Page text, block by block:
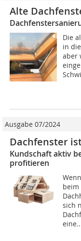
Alte
Die
in
aber
Ausgabe 07/2024
Dachfenster
Kundschaft aktiv
profitieren
beim
sich